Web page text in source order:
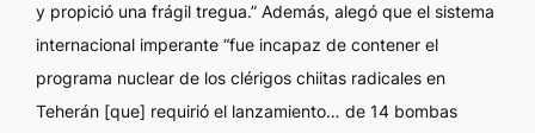
y propició una frágil tregua.” Además, alegó que el sistema
internacional imperante “fue incapaz de contener el
programa nuclear de los clérigos chiitas radicales en
Teherán [que] requirió el lanzamiento… de 14 bombas